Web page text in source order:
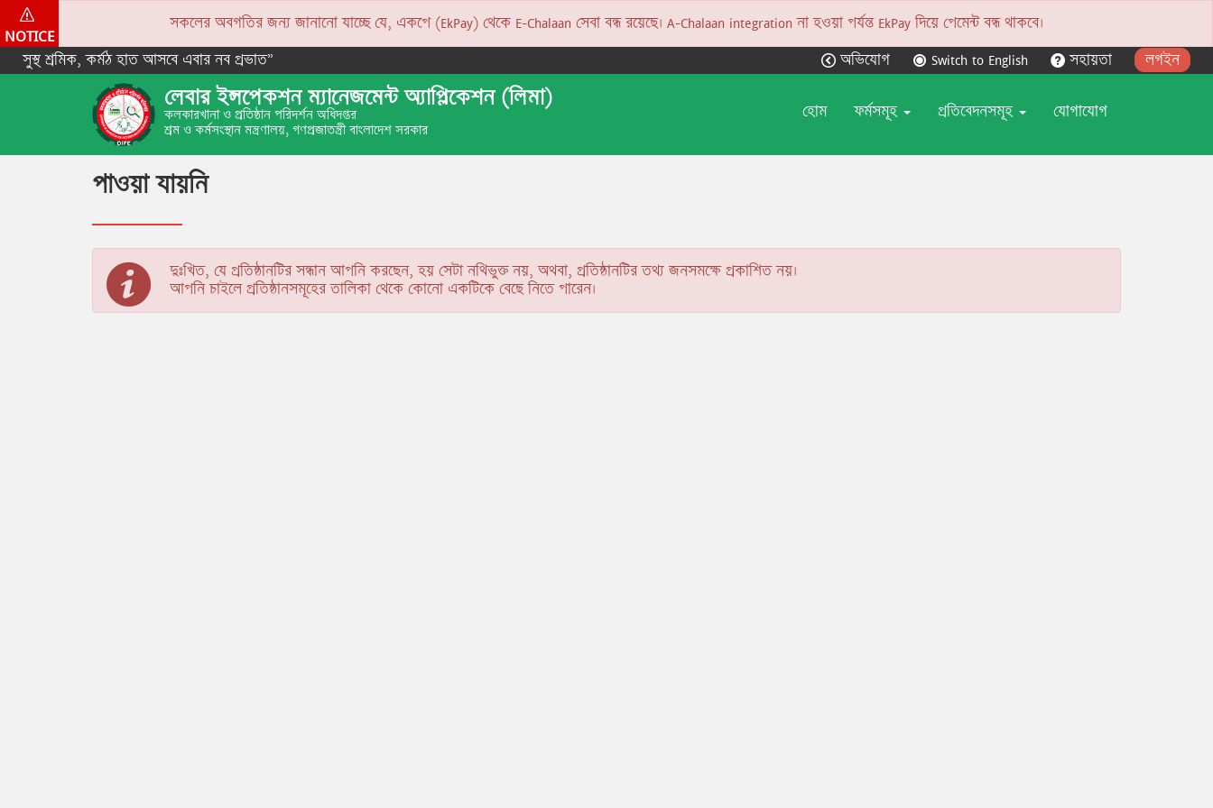
NOTICE
সকলের অবগতির জন্য জানানো যাচ্ছে যে, একপে (EkPay) থেকে E-Chalaan সেবা বন্ধ রয়েছে। A-Chalaan integration না হওয়া পর্যন্ত EkPay দিয়ে পেমেন্ট বন্ধ থাকবে।
সুস্থ শ্রমিক, কর্মঠ হাত আসবে এবার নব প্রভাত”
অভিযোগ Switch to English সহায়তা লগইন
লেবার ইন্সপেকশন ম্যানেজমেন্ট অ্যাপ্লিকেশন (লিমা)
কলকারখানা ও প্রতিষ্ঠান পরিদর্শন অধিদপ্তর
শ্রম ও কর্মসংস্থান মন্ত্রণালয়, গণপ্রজাতন্ত্রী বাংলাদেশ সরকার
হোম ফর্মসমূহ প্রতিবেদনসমূহ যোগাযোগ
পাওয়া যায়নি
দুঃখিত, যে প্রতিষ্ঠানটির সন্ধান আপনি করছেন, হয় সেটা নথিভুক্ত নয়, অথবা, প্রতিষ্ঠানটির তথ্য জনসমক্ষে প্রকাশিত নয়।
আপনি চাইলে প্রতিষ্ঠানসমূহের তালিকা থেকে কোনো একটিকে বেছে নিতে পারেন।